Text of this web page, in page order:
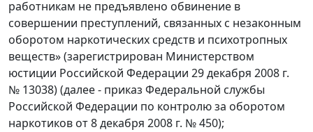
работникам не предъявлено обвинение в
совершении преступлений, связанных с незаконным
оборотом наркотических средств и психотропных
веществ» (зарегистрирован Министерством
юстиции Российской Федерации 29 декабря 2008 г.
№ 13038) (далее - приказ Федеральной службы
Российской Федерации по контролю за оборотом
наркотиков от 8 декабря 2008 г. № 450);